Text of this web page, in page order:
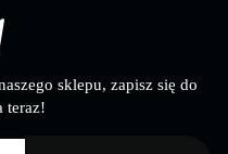
sklepu, zapisz się do
teraz!